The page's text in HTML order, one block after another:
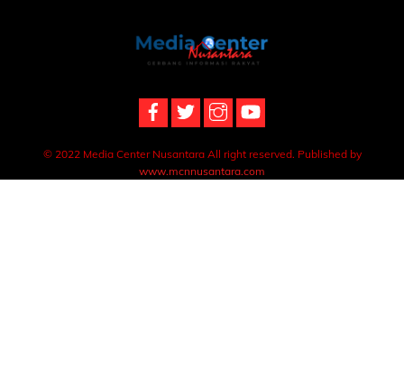
Back
To
© 2022 Media Center Nusantara All right reserved. Published by
www.mcnnusantara.com